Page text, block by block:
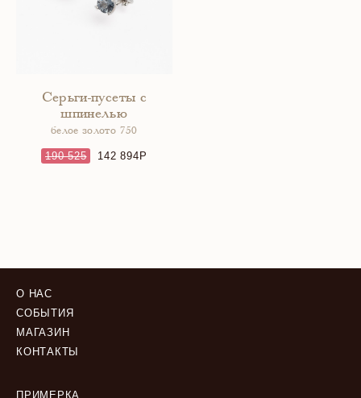
Серьги-пусеты с
шпинелью
белое золото 750
190 525 142 894
О НАС
СОБЫТИЯ
МАГАЗИН
КОНТАКТЫ
ПРИМЕРКА